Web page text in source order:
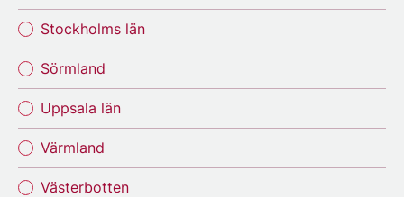
Stockholms län
Sörmland
Uppsala län
Värmland
Västerbotten